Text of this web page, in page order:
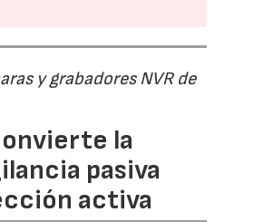
y grabadores NVR de
la
pasiva
activa